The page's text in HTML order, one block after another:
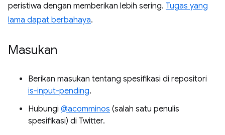
peristiwa dengan memberikan lebih sering. Tugas yang
lama dapat berbahaya.
Masukan
Berikan masukan tentang spesifikasi di repositori
is-input-pending.
Hubungi @acomminos (salah satu penulis
spesifikasi) di Twitter.